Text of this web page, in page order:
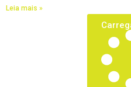
Leia mais »